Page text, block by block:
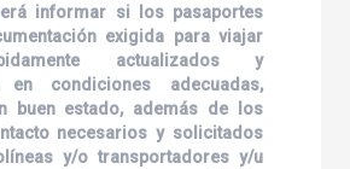
informar si los pasaportes
exigida para viajar
actualizados y
en condiciones adecuadas,
buen estado, además de los
necesarios y solicitados
y/o transportadores y/u